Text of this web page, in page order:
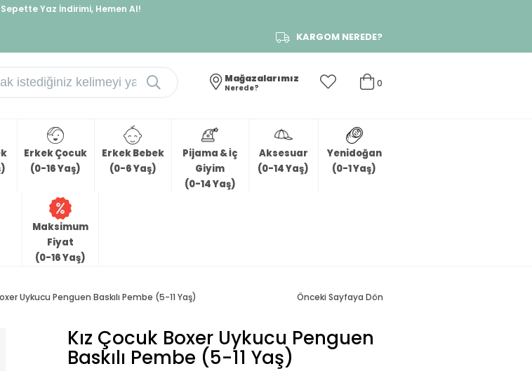
Sepette Yaz İndirimi, Hemen Al!
KARGOM NEREDE?
0
Mağazalarımız
Nerede?
Erkek Çocuk
(0-16 Yaş)
Erkek Bebek
(0-6 Yaş)
Pijama & İç
Giyim
(0-14 Yaş)
Aksesuar
(0-14 Yaş)
Yenidoğan
(0-1 Yaş)
Maksimum
Fiyat
(0-16 Yaş)
Uykucu Penguen Baskılı Pembe (5-11 Yaş) Önceki Sayfaya Dön
Kız Çocuk Boxer Uykucu Penguen
Baskılı Pembe (5-11 Yaş)